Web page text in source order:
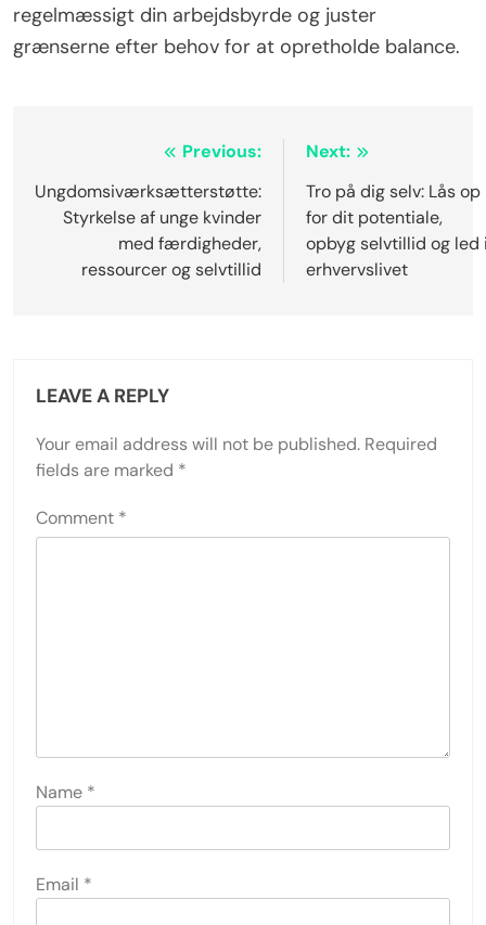
regelmæssigt din arbejdsbyrde og juster
grænserne efter behov for at opretholde balance.
navigation
Previous:
Ungdomsiværksætterstøtte:
Styrkelse af unge kvinder
med færdigheder,
ressourcer og selvtillid
Next:
Tro på dig selv: Lås op
for dit potentiale,
opbyg selvtillid og led
erhvervslivet
LEAVE A REPLY
Your email address will not be published. Required
fields are marked *
Comment *
Name *
Email *